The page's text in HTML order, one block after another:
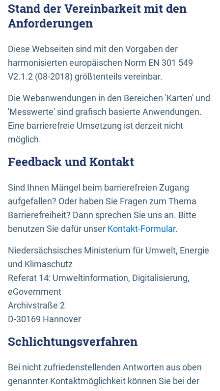
Stand der Vereinbarkeit mit den
Anforderungen
Diese Webseiten sind mit den Vorgaben der
harmonisierten europäischen Norm EN 301 549
V2.1.2 (08-2018) größtenteils vereinbar.
Die Webanwendungen in den Bereichen 'Karten' und
'Messwerte' sind grafisch basierte Anwendungen.
Eine barrierefreie Umsetzung ist derzeit nicht
möglich.
Feedback und Kontakt
Sind Ihnen Mängel beim barrierefreien Zugang
aufgefallen? Oder haben Sie Fragen zum Thema
Barrierefreiheit? Dann sprechen Sie uns an. Bitte
benutzen Sie dafür unser Kontakt-Formular.
Niedersächsisches Ministerium für Umwelt, Energie
und Klimaschutz
Referat 14: Umweltinformation, Digitalisierung,
eGovernment
Archivstraße 2
D-30169 Hannover
Schlichtungsverfahren
Bei nicht zufriedenstellenden Antworten aus oben
genannter Kontaktmöglichkeit können Sie bei der